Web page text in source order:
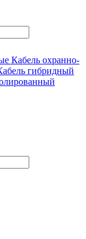
Кабель охранно-
гибридный